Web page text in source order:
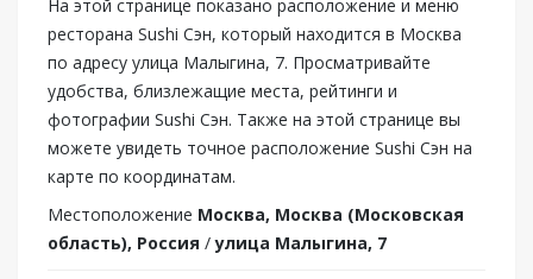
На этой странице показано расположение и меню
ресторана Sushi Сэн, который находится в Москва
по адресу улица Малыгина, 7. Просматривайте
удобства, близлежащие места, рейтинги и
фотографии Sushi Сэн. Также на этой странице вы
можете увидеть точное расположение Sushi Сэн на
карте по координатам.
Местоположение Москва, Москва (Московская
область), Россия /улица Малыгина, 7